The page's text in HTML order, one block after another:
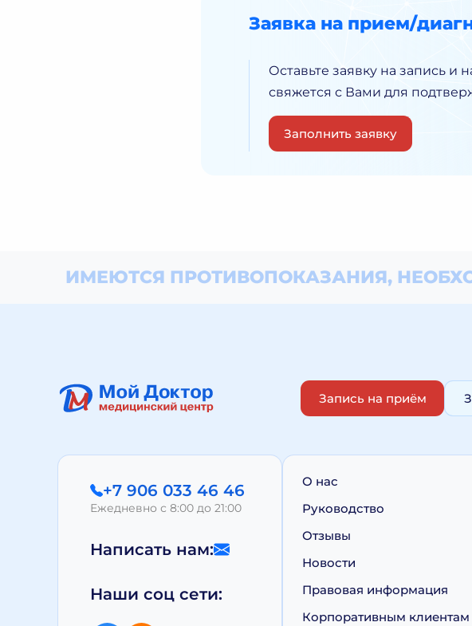
Заявка на прием/
Оставьте заявку на запись и
свяжется с Вами для
Заполнить заявку
ИМЕЮТСЯ ПРОТИВОПОКАЗАНИЯ,
Запись на приём
+7 906 033 46 46
Ежедневно с 8:00 до 21:00
Написать нам:
Наши соц сети:
О нас
Руководство
Отзывы
Новости
Правовая информация
Корпоративным клиентам